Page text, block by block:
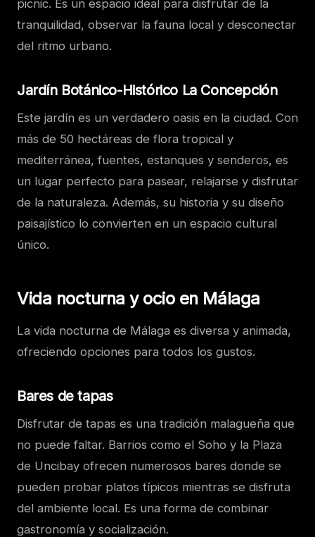
picnic. Es un espacio ideal para disfrutar de la
tranquilidad, observar la fauna local y desconectar
del ritmo urbano.
Jardín Botánico-Histórico La Concepción
Este jardín es un verdadero oasis en la ciudad. Con
más de 50 hectáreas de flora tropical y
mediterránea, fuentes, estanques y senderos, es
un lugar perfecto para pasear, relajarse y disfrutar
de la naturaleza. Además, su historia y su diseño
paisajístico lo convierten en un espacio cultural
único.
Vida nocturna y ocio en Málaga
La vida nocturna de Málaga es diversa y animada,
ofreciendo opciones para todos los gustos.
Bares de tapas
Disfrutar de tapas es una tradición malagueña que
no puede faltar. Barrios como el Soho y la Plaza
de Uncibay ofrecen numerosos bares donde se
pueden probar platos típicos mientras se disfruta
del ambiente local. Es una forma de combinar
gastronomía y socialización.